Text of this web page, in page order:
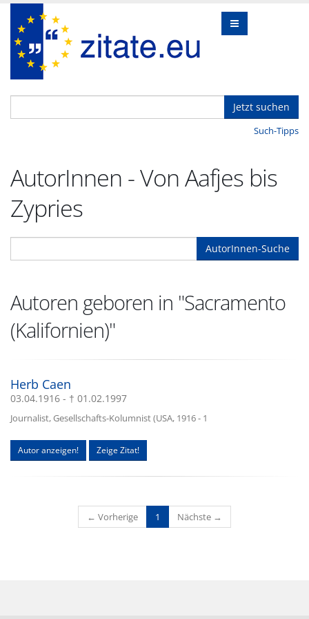
Jetzt suchen
Such-Tipps
AutorInnen - Von Aafjes bis
Zypries
AutorInnen-Suche
Autoren geboren in "Sacramento
(Kalifornien)"
Herb Caen
03.04.1916 - † 01.02.1997
Journalist, Gesellschafts-Kolumnist (USA, 1916 - 1
Autor anzeigen! Zeige Zitat!
← Vorherige 1 (current)
Nächste →